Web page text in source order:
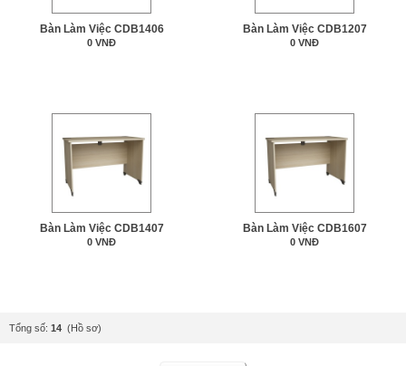
Bàn Làm Việc CDB1406
0 VNĐ
Bàn Làm Việc CDB1207
0 VNĐ
Bàn Làm Việc CDB1407
0 VNĐ
Bàn Làm Việc CDB1607
0 VNĐ
Tổng số: 14 (Hồ sơ)